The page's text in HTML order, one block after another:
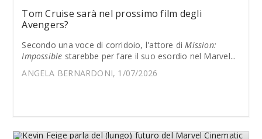
Tom Cruise sarà nel prossimo film degli
Avengers?
Secondo una voce di corridoio, l'attore diMission:
Impossible starebbe per fare il suo esordio nel Marvel...
ANGELA BERNARDONI, 1/07/2026